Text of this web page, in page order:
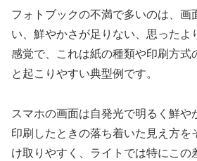
フォトブックの不満で多いのは、画
い、鮮やかさが足りない、思ったよ
感覚で、これは紙の種類や印刷方式
と起こりやすい典型例です。
スマホの画面は自発光で明るく鮮や
印刷したときの落ち着いた見え方を
け取りやすく、ライトでは特にこの